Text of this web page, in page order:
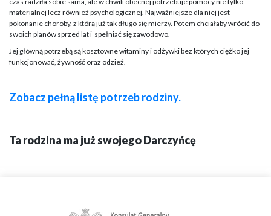
materialnej lecz również psychologicznej. Najważniejsze dla niej jest
pokonanie choroby, z którą już tak długo się mierzy. Potem chciałaby wrócić do
swoich planów sprzed lat i spełniać się zawodowo.
Jej główną potrzebą są kosztowne witaminy i odżywki bez których ciężko jej
funkcjonować, żywność oraz odzież.
Zobacz pełną listę potrzeb rodziny.
Ta rodzina ma już swojego Darczyńcę